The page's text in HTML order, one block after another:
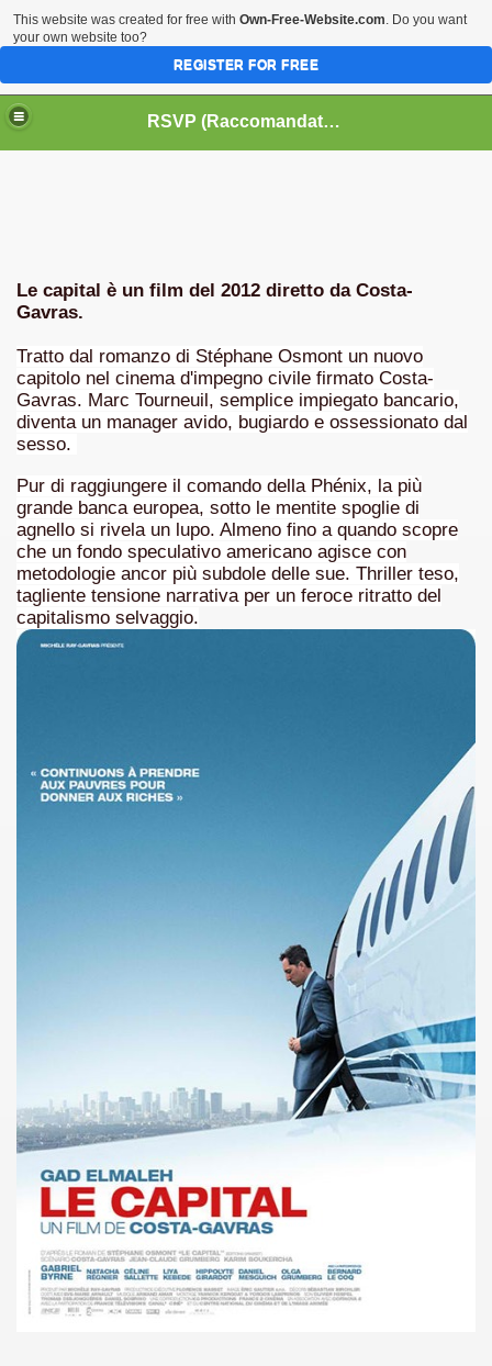
HOME BIOGRAFIE
CINEMA
DATABASE LIBRI
LIBRI
MUSICA
RSVP (Raccomandati Se Vi Piacciono)
Le capital è un film del 2012 diretto da Costa-
Gavras.
Tratto dal romanzo di Stéphane Osmont un nuovo
capitolo nel cinema d'impegno civile firmato Costa-
Gavras. Marc Tourneuil, semplice impiegato bancario,
diventa un manager avido, bugiardo e ossessionato dal
sesso.
Pur di raggiungere il comando della Phénix, la più
grande banca europea, sotto le mentite spoglie di
agnello si rivela un lupo. Almeno fino a quando scopre
che un fondo speculativo americano agisce con
metodologie ancor più subdole delle sue. Thriller teso,
tagliente tensione narrativa per un feroce ritratto del
capitalismo selvaggio.
edizione del Premio Strega.
non piu esordiente, bensi ampiamente radicato nel
l'esordio enigmatico e avvincente di Marcello
lingue, le sue opere hanno conquistato milioni di
di Jeffery Deaver dedicato al criminologo tetraplegico
atipico, un viaggio interiore di Isabel Allende
di maggior successo al mondo.
psicopatico assoldato dal potere per poter incastrare
risiede quasi esclusivamente nella sua enorme
Se Ti Piacciono nel mese di Maggio 2013.
minacce e la vita sotto scorta.
e nel sogno di dominio della camorra.
40 milioni di insetti appositamente allevati.
nella cultura contemporanea.
This website was created for free with Own-Free-Website.com. Do you want
your own website too?
REGISTER FOR FREE